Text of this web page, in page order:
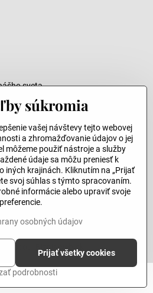
sveta
Copyright
BiznisWeb.sk
súkromia
vašej návštevy tejto webovej
a zhromažďovanie údajov o jej
môžeme použiť nástroje a služby
údaje sa môžu preniesť k
iných krajinách. Kliknutím na „Prijať
svoj súhlas s týmto spracovaním.
informácie alebo upraviť svoje
preferencie.
osobných údajov
podrobnosti
Prijať všetky cookies